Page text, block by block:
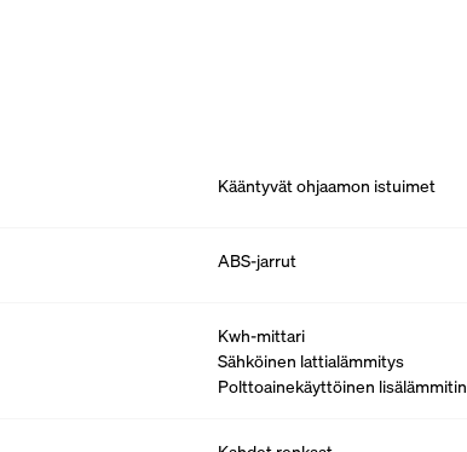
Kääntyvät ohjaamon istuimet
ABS-jarrut
Kwh-mittari
Sähköinen lattialämmitys
Polttoainekäyttöinen lisälämmitin